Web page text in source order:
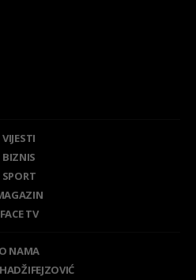
VIJESTI
BIZNIS
SPORT
FACE TV
O NAMA